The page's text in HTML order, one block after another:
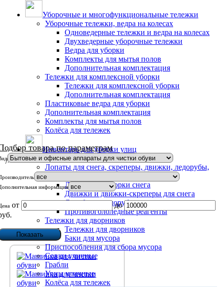
Уборочные и многофункциональные тележки
Уборочные тележки, ведра на колесах
Одноведерные тележки и ведра на колесах
Двухведерные уборочные тележки
Ведра для уборки
Комплекты для мытья полов
Дополнительная комплектация
Тележки для комплексной уборки
Тележки для комплексной уборки
Дополнительная комплектация
Пластиковые ведра для уборки
Дополнительная комплектация
Комплекты для мытья полов
Колёса для тележек
Инвентарь для уборки улиц
Метлы и щетки для уборки улиц
Лопаты для снега, скреперы, движки, ледорубы,
противогололедные реагенты
Лопаты для уборки снега
Движки и движки-скреперы для снега
Скребки и ледорубы
Противогололедные реагенты
Тележки для дворников
Тележки для дворников
Баки для мусора
Приспособления для сбора мусора
Совки уличные
Грабли
Урны уличные
Колёса для тележек
/>
товара по параметрам
информация
от
до